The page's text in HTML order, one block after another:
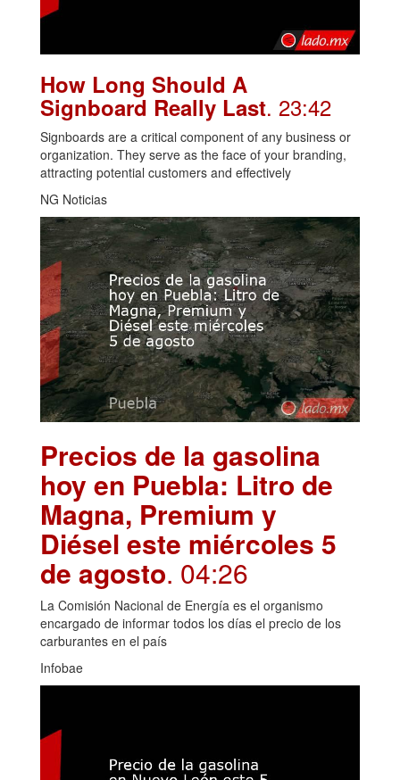
How Long Should A
Signboard Really Last. 23:42
Signboards are a critical component of any business or
organization. They serve as the face of your branding,
attracting potential customers and effectively
NG Noticias
Precios de la gasolina
hoy en Puebla: Litro de
Magna, Premium y
Diésel este miércoles 5
de agosto. 04:26
La Comisión Nacional de Energía es el organismo
encargado de informar todos los días el precio de los
carburantes en el país
Infobae